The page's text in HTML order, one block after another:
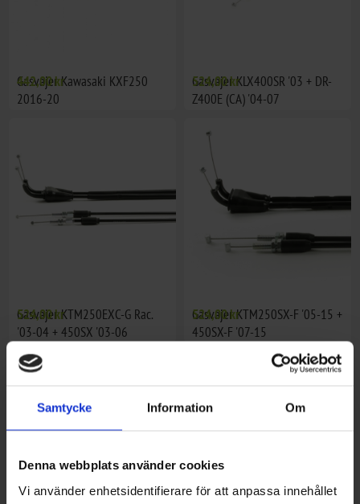
Samtycke Information Om
Denna webbplats använder cookies
Vi använder enhetsidentifierare för att anpassa innehållet
Gasvajer Kawasaki KXF250
2016-20
442,00 kr
Gasvajer KLX400SR '03 + DR-
Z400E (CA) '04-07
524,00 kr
Gasvajer KTM250EXC-G Rac.
'03-04 + 450SX '03-06
524,00 kr
Gasvajer KTM250SX-F '05-15 +
450SX-F '07-15
524,00 kr